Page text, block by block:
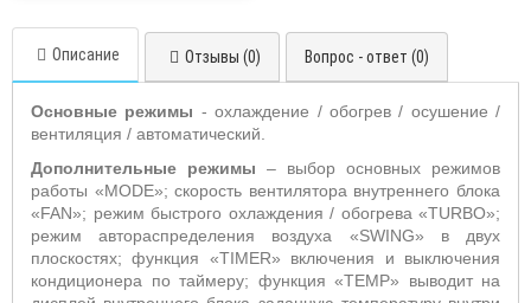
Описание Отзывы (0) Вопрос - ответ (0)
Основные режимы - охлаждение / обогрев / осушение /
вентиляция / автоматический.
Дополнительные режимы – выбор основных режимов
работы «MODE»;скорость вентилятора внутреннего блока
«FAN»; режим быстрого охлаждения / обогрева «TURBO»;
режим автораспределения воздуха «SWING» в двух
плоскостях;функция «TIMER» включения и выключения
кондиционера по таймеру; функция «TEMP» выводит на